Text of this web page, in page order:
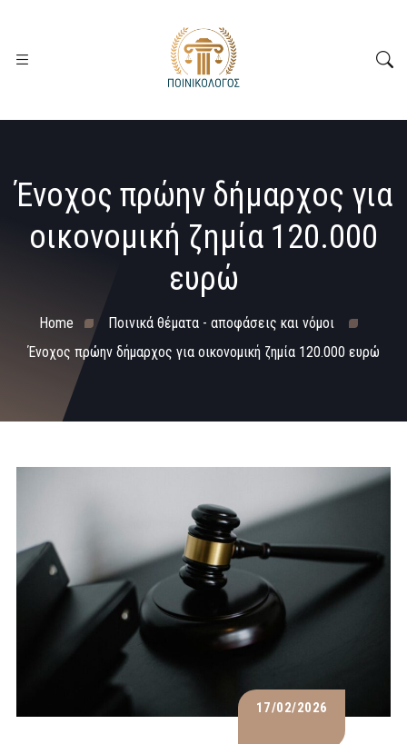
Ένοχος πρώην δήμαρχος για
οικονομική ζημία 120.000
ευρώ
Home
Ποινικά θέματα - αποφάσεις και νόμοι
Ένοχος πρώην δήμαρχος για οικονομική ζημία 120.000 ευρώ
17/02/2026